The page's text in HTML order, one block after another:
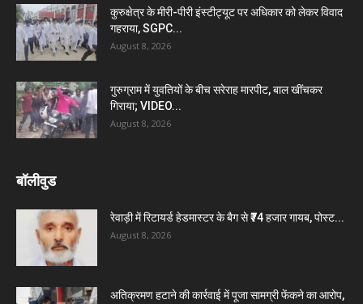
कुरुक्षेत्र के मीरी-पीरी इंस्टीट्यूट पर अधिकार को लेकर विवाद
गहराया, SGPC...
August 8, 2026
गुरुग्राम में युवतियों के बीच सरेराह मारपीट, बाल खींचकर
गिराया; VIDEO...
August 8, 2026
बॉलीवुड
रेवाड़ी में रिटायर्ड हेडमास्टर के बैग से ₹74 हजार गायब, पोस्ट...
August 8, 2026
अतिक्रमण हटाने की कार्रवाई में पूजा सामग्री फेंकने का आरोप,